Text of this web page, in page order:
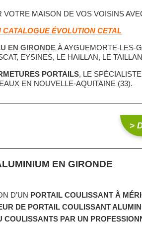
MAISON DE VOS VOISINS
ÉVOLUTION CETAL
EN GIRONDE À AYGUEMORTE-LES-
EYSINES, LE HAILLAN, LE
PORTAILS, LE
EN NOUVELLE-AQUITAINE (33).
>
EN GIRONDE
D’UN PORTAIL COULISSANT À
DE PORTAIL COULISSANT
COULISSANTS PAR UN